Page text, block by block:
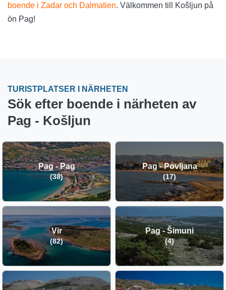
boende i Zadar och Dalmatien. Välkommen till Košljun på
ön Pag!
TURISTPLATSER I NÄRHETEN
Sök efter boende i närheten av
Pag - Košljun
Pag - Pag
(38)
Pag - Povljana
(17)
Vir
(82)
Pag - Šimuni
(4)